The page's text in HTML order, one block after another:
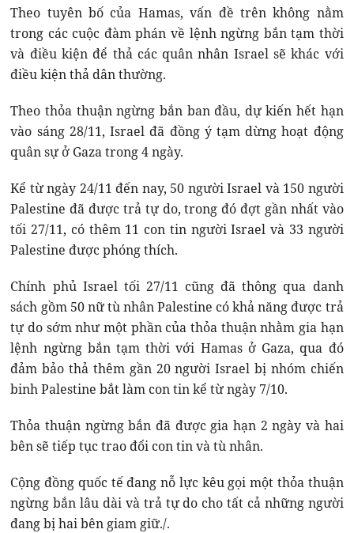
Theo tuyên bố của Hamas, vấn đề trên không nằm
trong các cuộc đàm phán về lệnh ngừng bắn tạm thời
và điều kiện để thả các quân nhân Israel sẽ khác với
điều kiện thả dân thường.
Theo thỏa thuận ngừng bắn ban đầu, dự kiến hết hạn
vào sáng 28/11, Israel đã đồng ý tạm dừng hoạt động
quân sự ở Gaza trong 4 ngày.
Kể từ ngày 24/11 đến nay, 50 người Israel và 150 người
Palestine đã được trả tự do, trong đó đợt gần nhất vào
tối 27/11, có thêm 11 con tin người Israel và 33 người
Palestine được phóng thích.
Chính phủ Israel tối 27/11 cũng đã thông qua danh
sách gồm 50 nữ tù nhân Palestine có khả năng được trả
tự do sớm như một phần của thỏa thuận nhằm gia hạn
lệnh ngừng bắn tạm thời với Hamas ở Gaza, qua đó
đảm bảo thả thêm gần 20 người Israel bị nhóm chiến
binh Palestine bắt làm con tin kể từ ngày 7/10.
Thỏa thuận ngừng bắn đã được gia hạn 2 ngày và hai
bên sẽ tiếp tục trao đổi con tin và tù nhân.
Cộng đồng quốc tế đang nỗ lực kêu gọi một thỏa thuận
ngừng bắn lâu dài và trả tự do cho tất cả những người
đang bị hai bên giam giữ./.